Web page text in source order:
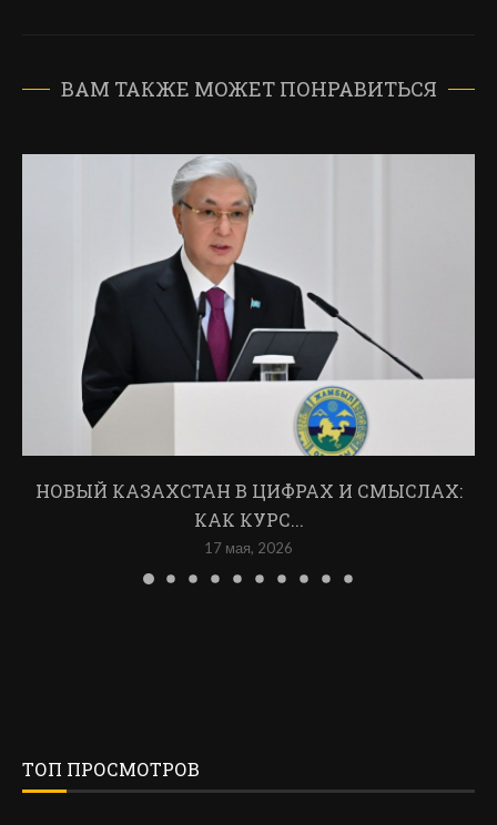
ВАМ ТАКЖЕ МОЖЕТ ПОНРАВИТЬСЯ
НОВЫЙ КАЗАХСТАН В ЦИФРАХ И СМЫСЛАХ:
КАК КУРС...
17 мая, 2026
ТОП ПРОСМОТРОВ